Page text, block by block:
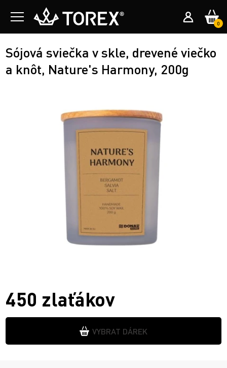
0
Sójová sviečka v skle, drevené viečko
a knôt, Nature's Harmony, 200g
450 zlaťákov
VYBRAT DÁREK